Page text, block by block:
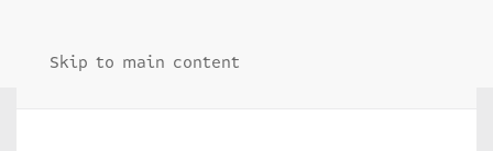
Skip to main content